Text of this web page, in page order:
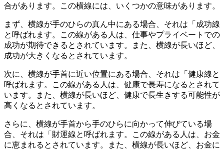
合があります。この横線には、いくつかの意味があります。
まず、横線が手のひらの真ん中にある場合、それは「成功線
と呼ばれます。この線がある人は、仕事やプライベートでの
成功が期待できるとされています。また、横線が長いほど、
成功が大きくなるとされています。
次に、横線が手首に近い位置にある場合、それは「健康線と
呼ばれます。この線がある人は、健康で長寿になるとされて
います。また、横線が長いほど、健康で長生きする可能性が
高くなるとされています。
さらに、横線が手首から手のひらに向かって伸びている場
合、それは「財運線と呼ばれます。この線がある人は、お金
に恵まれるとされています。また、横線が長いほど、お金に